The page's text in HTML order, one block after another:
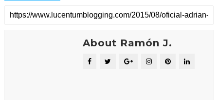
About Ramón J.